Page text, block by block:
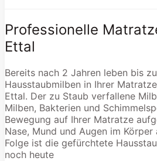
Professionelle
Ettal
Bereits nach 2 Jahren leben bis
Hausstaubmilben in Ihrer
Ettal. Der zu Staub verfallene
Milben, Bakterien und
Bewegung auf Ihrer Matratze
Nase, Mund und Augen im
Folge ist die gefürchtete
noch heute